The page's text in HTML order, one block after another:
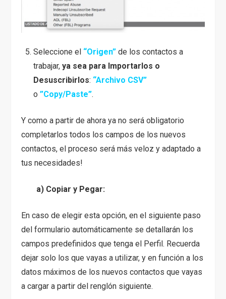
Seleccione el “Origen” de los contactos a
trabajar,ya sea para Importarlos o
Desuscribirlos: “Archivo CSV”
o”Copy/Paste”.
Y como a partir de ahora ya no será obligatorio
completarlos todos los campos de los nuevos
contactos, el proceso será más veloz y adaptado a
tus necesidades!
a) Copiar y Pegar:
En caso de elegir esta opción, en el siguiente paso
del formulario automáticamente se detallarán los
campos predefinidos que tenga el Perfil. Recuerda
dejar solo los que vayas a utilizar, y en función a los
datos máximos de los nuevos contactos que vayas
a cargar a partir del renglón siguiente.